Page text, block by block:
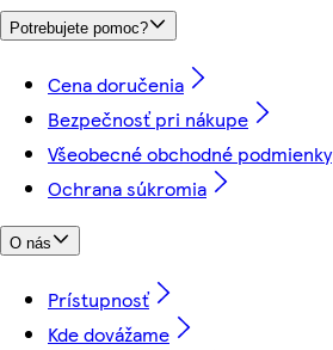
Potrebujete pomoc?
Cena doručenia
Bezpečnosť pri nákupe
Všeobecné obchodné podmienky
Ochrana súkromia
O nás
Prístupnosť
Kde dovážame